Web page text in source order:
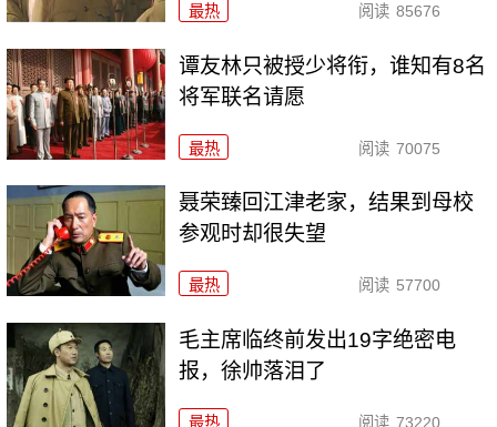
最热 阅读 85676
谭友林只被授少将衔，谁知有8名
将军联名请愿
最热 阅读 70075
聂荣臻回江津老家，结果到母校
参观时却很失望
最热 阅读 57700
毛主席临终前发出19字绝密电
报，徐帅落泪了
最热 阅读 73220